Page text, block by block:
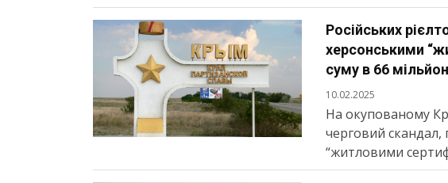
Російських
херсонськими
суму в 66
10.02.2025
На окупованому
черговий скандал,
“житловими